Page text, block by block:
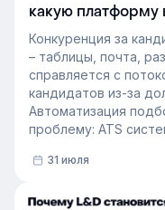
какую платформу
подбора
Конкуренция за
– таблицы, почта,
справляется с
кандидатов из-за
Автоматизация
проблему: ATS
снимает с
рекрутинга – это
и системного
31 июля